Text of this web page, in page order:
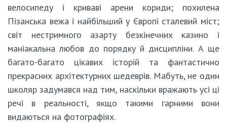
велосипеду і криваві арени кориди; похилена
Пізанська вежа і найбільший у Європі сталевий міст;
світ нестримного азарту безкінечних казино і
маніакальна любов до порядку й дисципліни. А ще
багато-багато цікавих історій та фантастично
прекрасних архітектурних шедеврів. Мабуть, не один
школяр задумався над тим, наскільки вражають усі ці
речі в реальності, якщо такими гарними вони
видаються на фотографіях.